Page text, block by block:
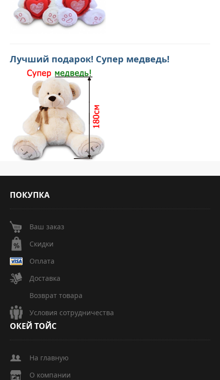
Лучший подарок! Супер медведь!
ПОКУПКА
Ваш заказ
Скидки
Оплата
Доставка
Возврат товара
Условия сотрудничества
ОКЕЙ ТОЙС
На главную
О компании